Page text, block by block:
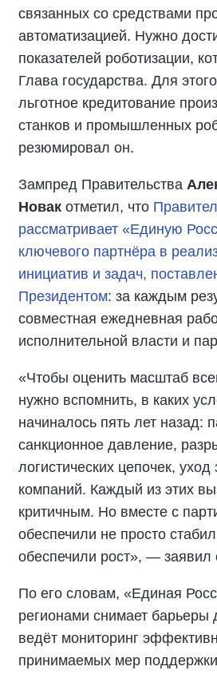
связанных со средствами
автоматизацией. Нужно
показателей роботизации,
Глава государства. Для
льготное кредитование
станков и промышленных
резюмировал он.
Зампред Правительства
Новак отметил, что
рассматривает «Единую
ключевого партнёра в
инициатив и задач,
Президентом: за каждым
совместная ежедневная
исполнительной власти и
«Чтобы оценить масштаб
нужно вспомнить, в каких
начиналось пять лет назад:
санкционное давление,
логистических цепочек,
компаний. Каждый из этих
критичным. Но вместе с
обеспечили не просто
обеспечили рост», — заявил
По его словам, «Единая
регионами снимает барьеры
ведёт мониторинг
принимаемых мер